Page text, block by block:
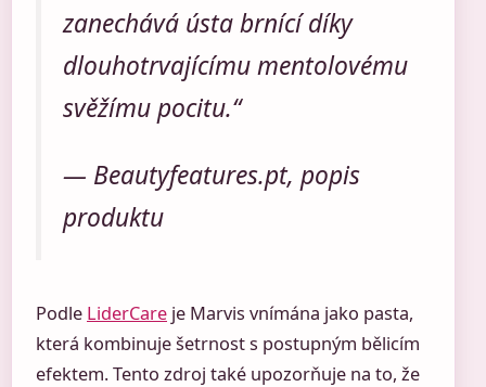
zanechává ústa brnící díky
dlouhotrvajícímu mentolovému
svěžímu pocitu.“
— Beautyfeatures.pt, popis
produktu
Podle LiderCare je Marvis vnímána jako pasta,
která kombinuje šetrnost s postupným bělicím
efektem. Tento zdroj také upozorňuje na to, že